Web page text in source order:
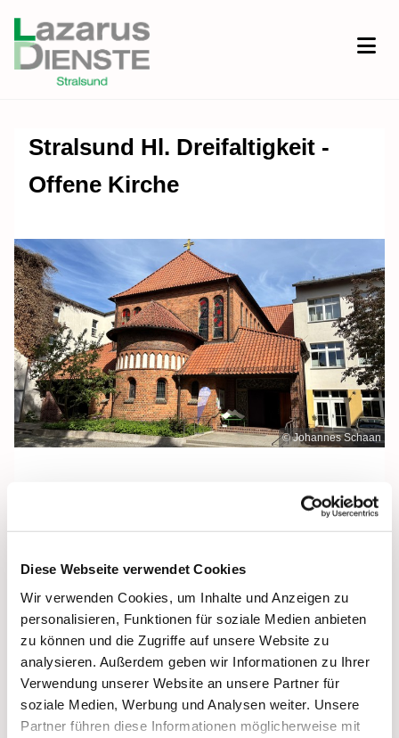
Diese Webseite verwendet Cookies
Wir verwenden Cookies, um Inhalte und Anzeigen zu
personalisieren, Funktionen für soziale Medien anbieten
zu können und die Zugriffe auf unsere Website zu
analysieren. Außerdem geben wir Informationen zu Ihrer
Verwendung unserer Website an unsere Partner für
soziale Medien, Werbung und Analysen weiter. Unsere
Partner führen diese Informationen möglicherweise mit
Stralsund Hl. Dreifaltigkeit -
Offene Kirche
© Johannes Schaan
Samstag, 25. Juli 2026, 12:00 Uhr
Heilige Dreifaltigkeit, Stralsund,
Frankenwall 7, 18439 Stralsund